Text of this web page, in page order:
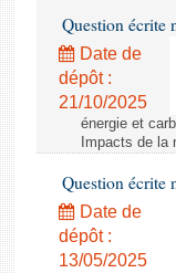
Question écrite
Date de
dépôt :
21/10/2025
énergie et
Impacts de la
Question écrite
Date de
dépôt :
13/05/2025